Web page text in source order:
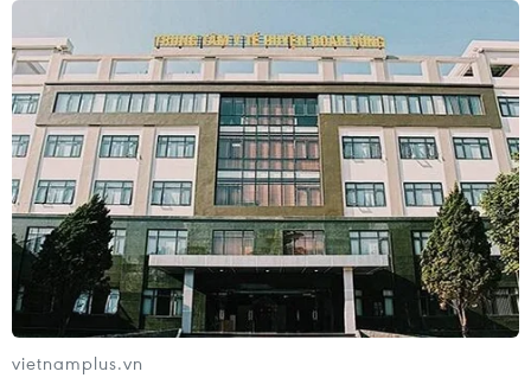
Mỹ siết chặt quyền công dân theo nơi
sinh, mở rộng chống “du lịch sinh
con”
06/08/2026 22:59
Bộ Ngoại giao Mỹ mở rộng kiểm tra
mạng xã hội đối với đương đơn xin
thị thực
06/08/2026 22:52
vietnamplus.vn